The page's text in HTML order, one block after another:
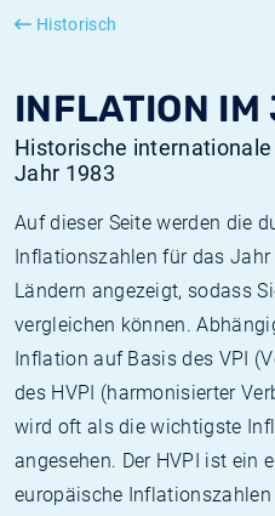
Historisch
INFLATION
Historische
Jahr 1983
Auf dieser Seite werden die
Inflationszahlen für das
Ländern angezeigt, sodass
vergleichen können.
Inflation auf Basis des VPI
des HVPI (harmonisierter
wird oft als die wichtigste
angesehen. Der HVPI ist ein
europäische
SONIA
Europäische inflation
Historische SONIA-Sätze